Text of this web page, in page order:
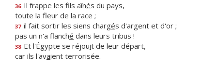
36 Il frappe les fils aînés du pays,
toute la fleur de la race ;
37 il fait sortir les siens chargés d'argent et d'or ;
pas un n'a flanché dans leurs tribus !
38 Et l'Égypte se réjouit de leur départ,
car ils l'avaient terrorisée.